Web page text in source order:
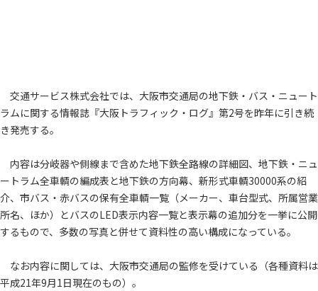
交通サービス株式会社では、大阪市交通局の地下鉄・バス・ニュート
ラムに関する情報誌『大阪トラフィック・ログ』第2号を昨年に引き続
き発売する。
内容は分岐器や側線まで含めた地下鉄全路線の詳細図、地下鉄・ニュ
ートラム全車輌の編成表と地下鉄の方向幕、新形式車輌30000系の紹
介、市バス・赤バスの保有全車輌一覧（メーカー、車台型式、所属営業
所名、ほか）とバスのLED表示内容一覧と表示幕の追加分を一挙に公開
するもので、多数の写真と併せて資料性の高い構成になっている。
なお内容に関しては、大阪市交通局の監修を受けている（各種資料は
平成21年9月1日現在のもの）。